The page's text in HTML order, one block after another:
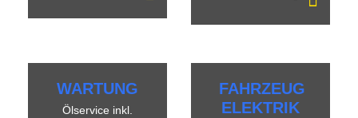
WARTUNG
Ölservice inkl.
FAHRZEUG
ELEKTRIK